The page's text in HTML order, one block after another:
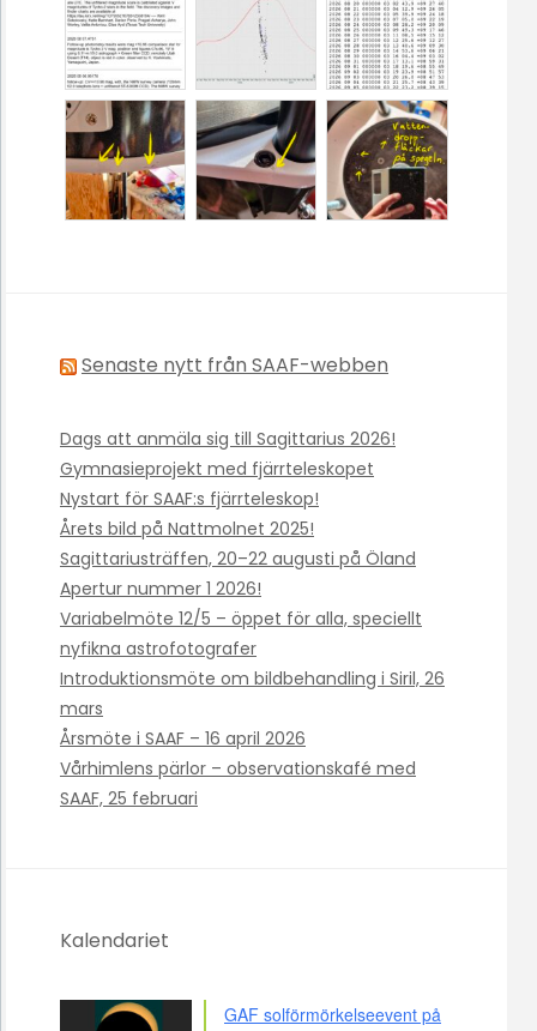
Senaste nytt från SAAF-webben
Dags att anmäla sig till Sagittarius 2026!
Gymnasieprojekt med fjärrteleskopet
Nystart för SAAF:s fjärrteleskop!
Årets bild på Nattmolnet 2025!
Sagittariusträffen, 20–22 augusti på Öland
Apertur nummer 1 2026!
Variabelmöte 12/5 – öppet för alla, speciellt
nyfikna astrofotografer
Introduktionsmöte om bildbehandling i Siril, 26
mars
Årsmöte i SAAF – 16 april 2026
Vårhimlens pärlor – observationskafé med
SAAF, 25 februari
Kalendariet
GAF solförmörkelseevent på